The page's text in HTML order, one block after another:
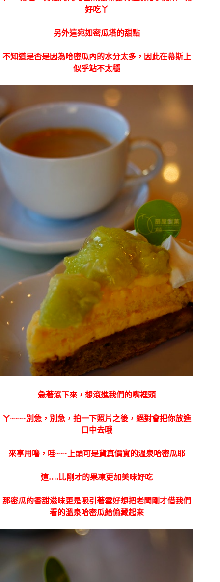
好吃丫
另外這宛如密瓜塔的甜點
不知道是否是因為哈密瓜內的水分太多，因此在幕斯上
似乎站不太穩
急著滾下來，想滾進我們的嘴裡頭
ㄚ~~~~別急，別急，拍一下照片之後，絕對會把你放進
口中去哦
來享用嚕，哇~~~上頭可是貨真價實的溫泉哈密瓜耶
這….比剛才的果凍更加美味好吃
那密瓜的香甜滋味更是吸引著雲好想把老闆剛才借我們
看的溫泉哈密瓜給偷藏起來